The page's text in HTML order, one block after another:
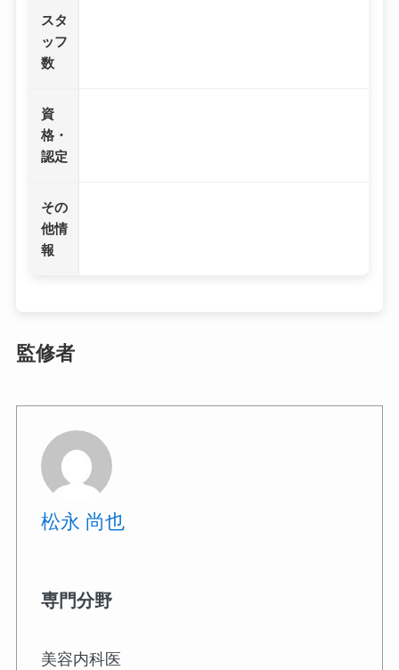
スタ
ッフ
数
資
格・
認定
その
他情
報
監修者
松永 尚也
専門分野
美容内科医